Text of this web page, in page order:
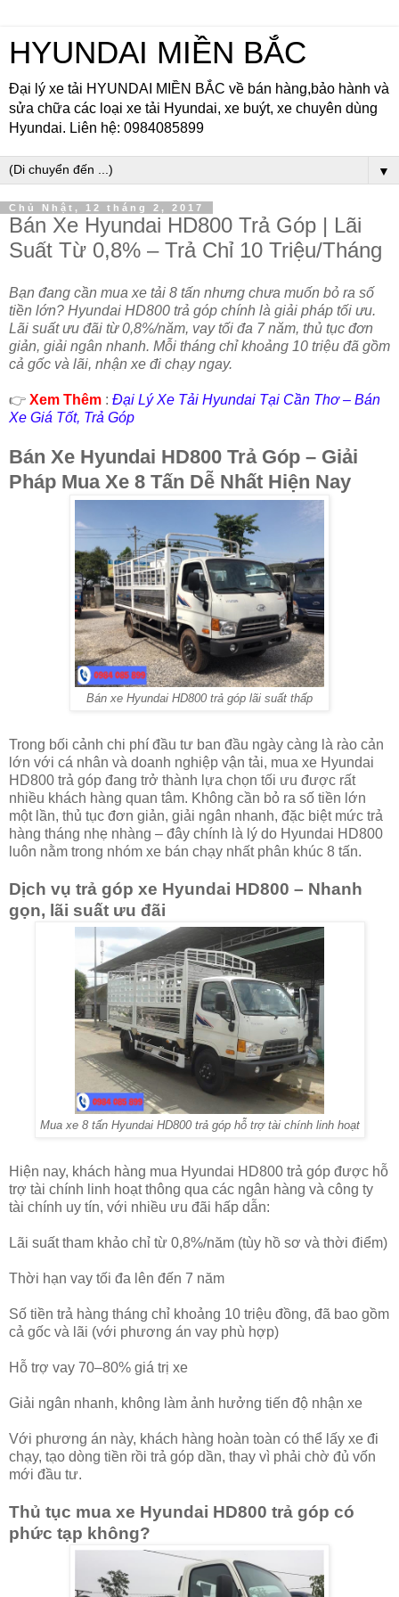
HYUNDAI MIỀN BẮC
Đại lý xe tải HYUNDAI MIỀN BẮC về bán hàng,bảo hành và
sửa chữa các loại xe tải Hyundai, xe buýt, xe chuyên dùng
Hyundai. Liên hệ: 0984085899
▼
Chủ Nhật, 12 tháng 2, 2017
Bán Xe Hyundai HD800 Trả Góp | Lãi
Suất Từ 0,8% – Trả Chỉ 10 Triệu/Tháng
Bạn đang cần mua xe tải 8 tấn nhưng chưa muốn bỏ ra số
tiền lớn? Hyundai HD800 trả góp chính là giải pháp tối ưu.
Lãi suất ưu đãi từ 0,8%/năm, vay tối đa 7 năm, thủ tục đơn
giản, giải ngân nhanh. Mỗi tháng chỉ khoảng 10 triệu đã gồm
cả gốc và lãi, nhận xe đi chạy ngay.
👉 Xem Thêm : Đại Lý Xe Tải Hyundai Tại Cần Thơ – Bán
Xe Giá Tốt, Trả Góp
Bán Xe Hyundai HD800 Trả Góp – Giải
Pháp Mua Xe 8 Tấn Dễ Nhất Hiện Nay
Bán xe Hyundai HD800 trả góp lãi suất thấp
Trong bối cảnh chi phí đầu tư ban đầu ngày càng là rào cản
lớn với cá nhân và doanh nghiệp vận tải, mua xe Hyundai
HD800 trả góp đang trở thành lựa chọn tối ưu được rất
nhiều khách hàng quan tâm. Không cần bỏ ra số tiền lớn
một lần, thủ tục đơn giản, giải ngân nhanh, đặc biệt mức trả
hàng tháng nhẹ nhàng – đây chính là lý do Hyundai HD800
luôn nằm trong nhóm xe bán chạy nhất phân khúc 8 tấn.
Dịch vụ trả góp xe Hyundai HD800 – Nhanh
gọn, lãi suất ưu đãi
Mua xe 8 tấn Hyundai HD800 trả góp hỗ trợ tài chính linh hoạt
Hiện nay, khách hàng mua Hyundai HD800 trả góp được hỗ
trợ tài chính linh hoạt thông qua các ngân hàng và công ty
tài chính uy tín, với nhiều ưu đãi hấp dẫn:
Lãi suất tham khảo chỉ từ 0,8%/năm (tùy hồ sơ và thời điểm)
Thời hạn vay tối đa lên đến 7 năm
Số tiền trả hàng tháng chỉ khoảng 10 triệu đồng, đã bao gồm
cả gốc và lãi (với phương án vay phù hợp)
Hỗ trợ vay 70–80% giá trị xe
Giải ngân nhanh, không làm ảnh hưởng tiến độ nhận xe
Với phương án này, khách hàng hoàn toàn có thể lấy xe đi
chạy, tạo dòng tiền rồi trả góp dần, thay vì phải chờ đủ vốn
mới đầu tư.
Thủ tục mua xe Hyundai HD800 trả góp có
phức tạp không?